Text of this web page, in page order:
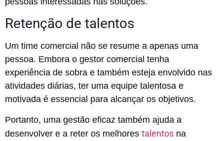
Retenção de talentos
Um time comercial não se resume a apenas uma
pessoa. Embora o gestor comercial tenha
experiência de sobra e também esteja envolvido nas
atividades diárias, ter uma equipe talentosa e
motivada é essencial para alcançar os objetivos.
Portanto, uma gestão eficaz também ajuda a
desenvolver e a reter os melhores talentos na